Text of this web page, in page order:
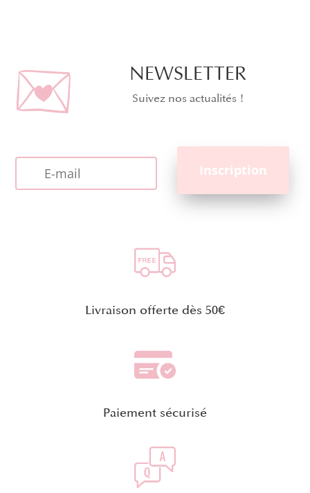
NEWSLETTER
Suivez nos actualités !
Livraison offerte dès 50€
Paiement sécurisé